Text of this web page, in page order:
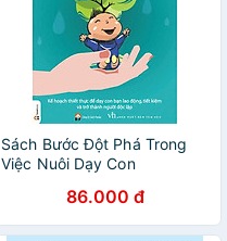
Sách Bước Đột Phá Trong
Việc Nuôi Dạy Con
86.000 đ